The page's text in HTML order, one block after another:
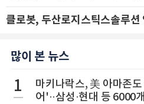
많이 본 뉴스
1
마키나락스, 美 아마존
어'··삼성·현대 등 6000